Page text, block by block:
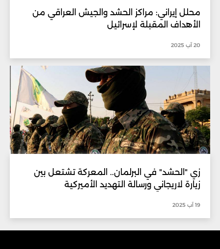
محلل إيراني: مراكز الحشد والجيش العراقي من
الأهداف المقبلة لإسرائيل
20 آب 2025
زي "الحشد" في البرلمان.. المعركة تشتعل بين
زيارة لاريجاني ورسالة التهديد الأميركية
19 آب 2025